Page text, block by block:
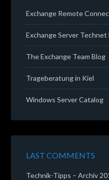
Exchange Remote
Exchange Server Technet
The Exchange Team Blog
Trageberatung in Kiel
Windows Server Catalog
LAST COMMENTS
Technik-Tipps – Archiv